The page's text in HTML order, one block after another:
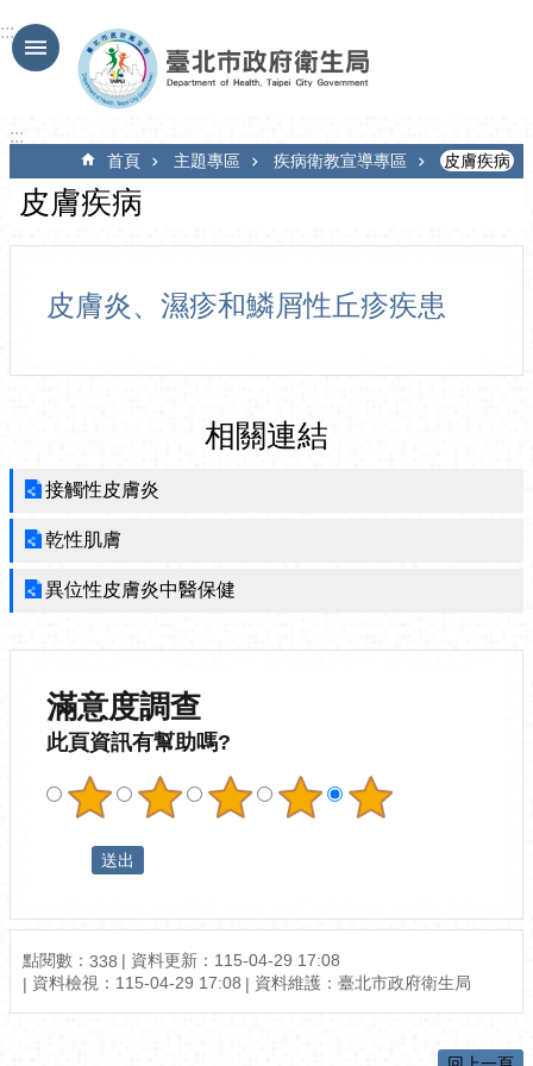
跳到主要內容區塊
:::
:::
首頁 主題專區 疾病衛教宣導專區 皮膚疾病
皮膚疾病
皮膚炎、濕疹和鱗屑性丘疹疾患
相關連結
接觸性皮膚炎
乾性肌膚
異位性皮膚炎中醫保健
滿意度調查
此頁資訊有幫助嗎?
點閱數： 338
資料更新：115-04-29 17:08
資料檢視：115-04-29 17:08
資料維護：臺北市政府衛生局